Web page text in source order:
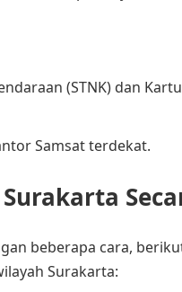
(STNK) dan
Samsat terdekat.​
beberapa cara,
Surakarta: